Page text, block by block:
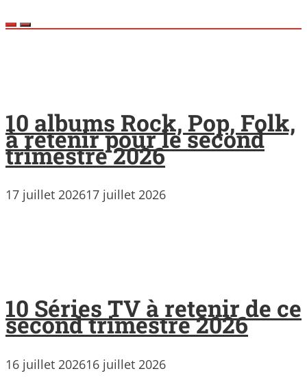
10 albums Rock, Pop, Folk,
à retenir pour le second
trimestre 2026
17 juillet 202617 juillet 2026
10 Séries TV à retenir de ce
second trimestre 2026
16 juillet 202616 juillet 2026